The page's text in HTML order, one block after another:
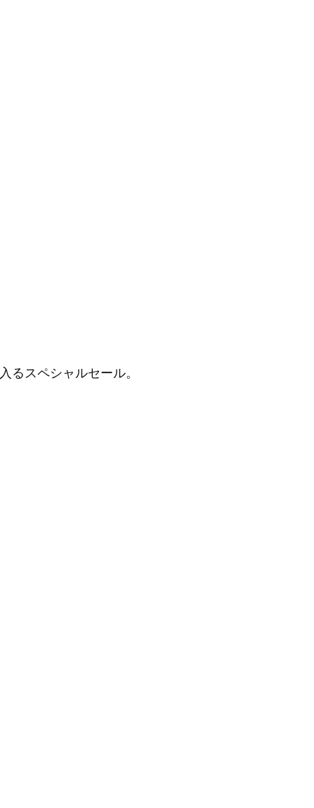
るスペシャルセール。